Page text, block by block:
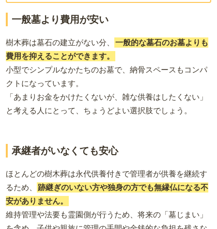
一般墓より費用が安い
樹木葬は墓石の建立がない分、
一般的な墓石のお墓よりも
費用を抑えることができます。
小型でシンプルなかたちのお墓で、納骨スペースもコンパ
クトになっています。
「あまりお金をかけたくないが、雑な供養はしたくない」
と考える人にとって、ちょうどよい選択肢でしょう。
承継者がいなくても安心
ほとんどの樹木葬は永代供養付きで管理者が供養を継続す
るため、
跡継ぎのいない方や独身の方でも無縁仏になる不
安がありません。
維持管理や法要も霊園側が行うため、将来の「墓じまい」